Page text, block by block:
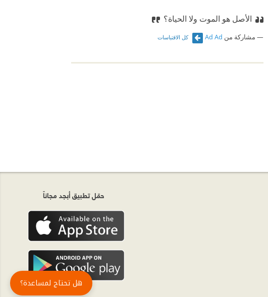
الأصل هو الموت ولا الحياة؟
مشاركة من Ad Ad كل الاقتباسات
حمّل تطبيق أبجد مجاناً
هل تحتاج لمساعدة؟